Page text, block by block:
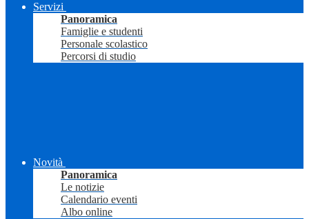
Servizi
Panoramica
Famiglie e studenti
Personale scolastico
Percorsi di studio
Novità
Panoramica
Le notizie
Calendario eventi
Albo online